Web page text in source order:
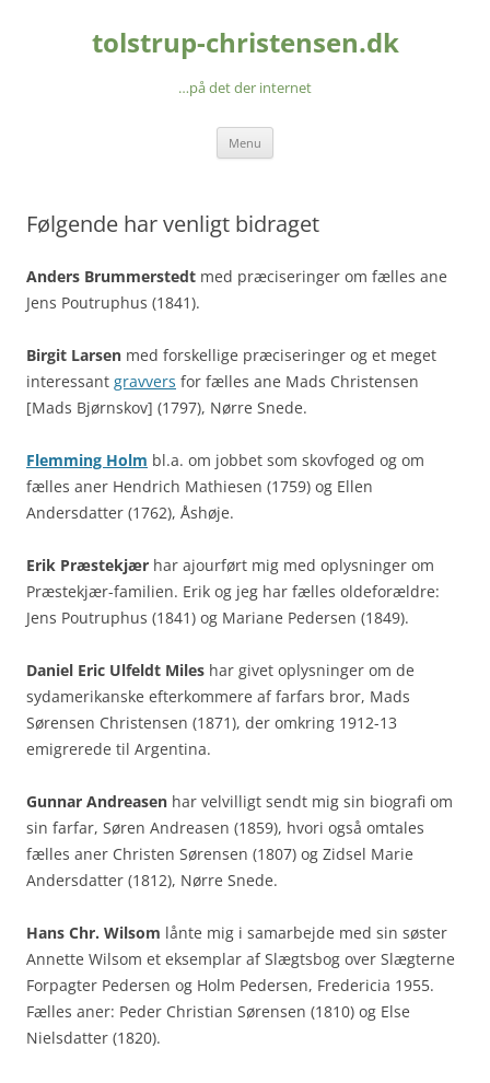
tolstrup-christensen.dk
…på det der internet
Menu
Følgende har venligt bidraget
Anders Brummerstedt med præciseringer om fælles ane
Jens Poutruphus (1841).
Birgit Larsen med forskellige præciseringer og et meget
interessant gravvers for fælles ane Mads Christensen
[Mads Bjørnskov] (1797), Nørre Snede.
Flemming Holm bl.a. om jobbet som skovfoged og om
fælles aner Hendrich Mathiesen (1759) og Ellen
Andersdatter (1762), Åshøje.
Erik Præstekjær har ajourført mig med oplysninger om
Præstekjær-familien. Erik og jeg har fælles oldeforældre:
Jens Poutruphus (1841) og Mariane Pedersen (1849).
Daniel Eric Ulfeldt Miles har givet oplysninger om de
sydamerikanske efterkommere af farfars bror, Mads
Sørensen Christensen (1871), der omkring 1912-13
emigrerede til Argentina.
Gunnar Andreasen har velvilligt sendt mig sin biografi om
sin farfar, Søren Andreasen (1859), hvori også omtales
fælles aner Christen Sørensen (1807) og Zidsel Marie
Andersdatter (1812), Nørre Snede.
Hans Chr. Wilsom lånte mig i samarbejde med sin søster
Annette Wilsom et eksemplar af Slægtsbog over Slægterne
Forpagter Pedersen og Holm Pedersen, Fredericia 1955.
Fælles aner: Peder Christian Sørensen (1810) og Else
Nielsdatter (1820).